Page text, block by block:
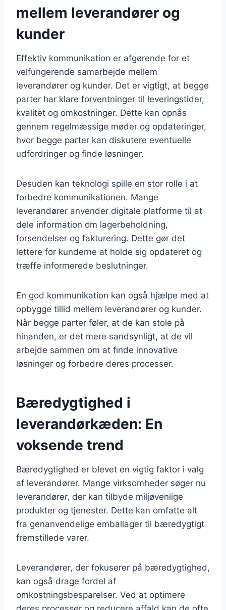
mellem leverandører og
kunder
Effektiv kommunikation er afgørende for et
velfungerende samarbejde mellem
leverandører og kunder. Det er vigtigt, at begge
parter har klare forventninger til leveringstider,
kvalitet og omkostninger. Dette kan opnås
gennem regelmæssige møder og opdateringer,
hvor begge parter kan diskutere eventuelle
udfordringer og finde løsninger.
Desuden kan teknologi spille en stor rolle i at
forbedre kommunikationen. Mange
leverandører anvender digitale platforme til at
dele information om lagerbeholdning,
forsendelser og fakturering. Dette gør det
lettere for kunderne at holde sig opdateret og
træffe informerede beslutninger.
En god kommunikation kan også hjælpe med at
opbygge tillid mellem leverandører og kunder.
Når begge parter føler, at de kan stole på
hinanden, er det mere sandsynligt, at de vil
arbejde sammen om at finde innovative
løsninger og forbedre deres processer.
Bæredygtighed i
leverandørkæden: En
voksende trend
Bæredygtighed er blevet en vigtig faktor i valg
af leverandører. Mange virksomheder søger nu
leverandører, der kan tilbyde miljøvenlige
produkter og tjenester. Dette kan omfatte alt
fra genanvendelige emballager til bæredygtigt
fremstillede varer.
Leverandører, der fokuserer på bæredygtighed,
kan også drage fordel af
omkostningsbesparelser. Ved at optimere